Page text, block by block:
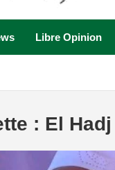
Libre Opinion
: El